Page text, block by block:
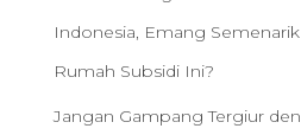
Indonesia, Emang
Rumah Subsidi Ini?
Jangan Gampang Tergiur